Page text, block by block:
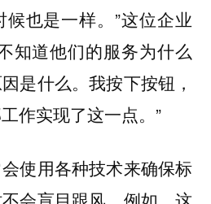
也是一样。”这位企业
知道他们的服务为什么
是什么。我按下按钮，
作实现了这一点。”
使用各种技术来确保标